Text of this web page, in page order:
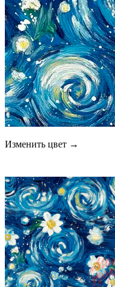
Изменить цвет →